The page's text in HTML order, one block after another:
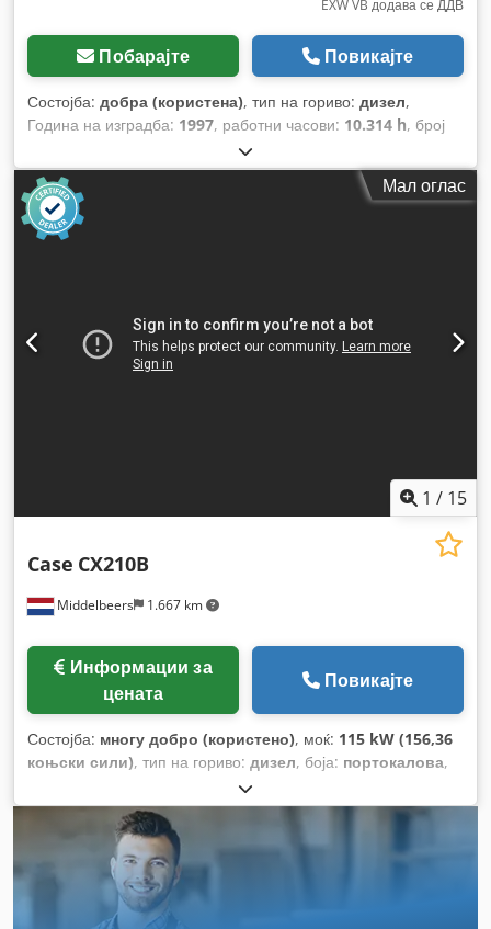
EXW VB додава се ДДВ
Побарајте Повикајте
Состојба: добра (користена), тип на гориво: дизел,
Година на изградба: 1997, работни часови: 10.314 h, број
JEE0055599
Мал оглас
1 / 15
Middelbeers 1.667 km
Case CX210B
цената
Повикајте
Состојба: многу добро (користено), моќ: 115 kW (156,36
коњски сили), тип на гориво: дизел, боја: портокалова,
, Година на изградба:
работни часови:15.109 h,